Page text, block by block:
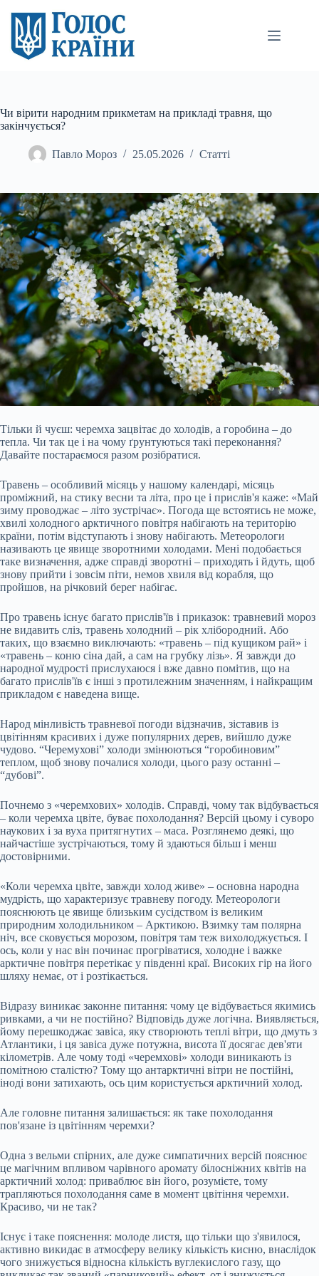
вмісту
Чи вірити народним прикметам на прикладі травня, що
закінчується?
Павло Мороз 25.05.2026 Статті
Тільки й чуєш: черемха зацвітає до холодів, а горобина – до
тепла. Чи так це і на чому ґрунтуються такі переконання?
Давайте постараємося разом розібратися.
Травень – особливий місяць у нашому календарі, місяць
проміжний, на стику весни та літа, про це і прислів'я каже: «Май
зиму проводжає – літо зустрічає». Погода ще встоятись не може,
хвилі холодного арктичного повітря набігають на територію
країни, потім відступають і знову набігають. Метеорологи
називають це явище зворотними холодами. Мені подобається
таке визначення, адже справді зворотні – приходять і йдуть, щоб
знову прийти і зовсім піти, немов хвиля від корабля, що
пройшов, на річковий берег набігає.
Про травень існує багато прислів'їв і приказок: травневий мороз
не видавить сліз, травень холодний – рік хлібородний. Або
таких, що взаємно виключають: «травень – під кущиком рай» і
«травень – коню сіна дай, а сам на грубку лізь». Я завжди до
народної мудрості прислухаюся і вже давно помітив, що на
багато прислів'їв є інші з протилежним значенням, і найкращим
прикладом є наведена вище.
Народ мінливість травневої погоди відзначив, зіставив із
цвітінням красивих і дуже популярних дерев, вийшло дуже
чудово. “Черемухові” холоди змінюються “горобиновим”
теплом, щоб знову почалися холоди, цього разу останні –
“дубові”.
Почнемо з «черемхових» холодів. Справді, чому так відбувається
– коли черемха цвіте, буває похолодання? Версій цьому і суворо
наукових і за вуха притягнутих – маса. Розглянемо деякі, що
найчастіше зустрічаються, тому й здаються більш і менш
достовірними.
«Коли черемха цвіте, завжди холод живе» – основна народна
мудрість, що характеризує травневу погоду. Метеорологи
пояснюють це явище близьким сусідством із великим
природним холодильником – Арктикою. Взимку там полярна
ніч, все сковується морозом, повітря там теж вихолоджується. І
ось, коли у нас він починає прогріватися, холодне і важке
арктичне повітря перетікає у південні краї. Високих гір на його
шляху немає, от і розтікається.
Відразу виникає законне питання: чому це відбувається якимись
ривками, а чи не постійно? Відповідь дуже логічна. Виявляється,
йому перешкоджає завіса, яку створюють теплі вітри, що дмуть з
Атлантики, і ця завіса дуже потужна, висота її досягає дев'яти
кілометрів. Але чому тоді «черемхові» холоди виникають із
помітною сталістю? Тому що антарктичні вітри не постійні,
іноді вони затихають, ось цим користується арктичний холод.
Але головне питання залишається: як таке похолодання
пов'язане із цвітінням черемхи?
Одна з вельми спірних, але дуже симпатичних версій пояснює
це магічним впливом чарівного аромату білосніжних квітів на
арктичний холод: приваблює він його, розумієте, тому
трапляються похолодання саме в момент цвітіння черемхи.
Красиво, чи не так?
Існує і таке пояснення: молоде листя, що тільки що з'явилося,
активно викидає в атмосферу велику кількість кисню, внаслідок
чого знижується відносна кількість вуглекислого газу, що